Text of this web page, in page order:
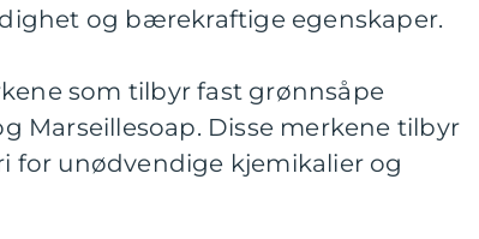
og bærekraftige egenskaper.
som tilbyr fast grønnsåpe
Marseillesoap. Disse merkene tilbyr
for unødvendige kjemikalier og